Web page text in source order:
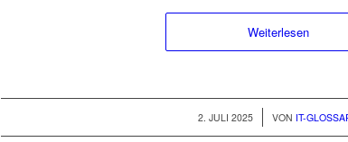
Weiterlesen
2. JULI 2025 VON IT-